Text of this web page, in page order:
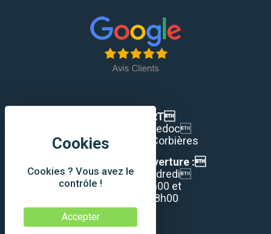
Cookies ? Vous avez le
contrôle !
Accepter
Maison TORT
36 rue du Languedoc
11200 Lézignan Corbières
Nos horaires d’ouverture :
Du Lundi au Vendredi
De 8h00 à 12h00 et
de 14h00 à 18h00